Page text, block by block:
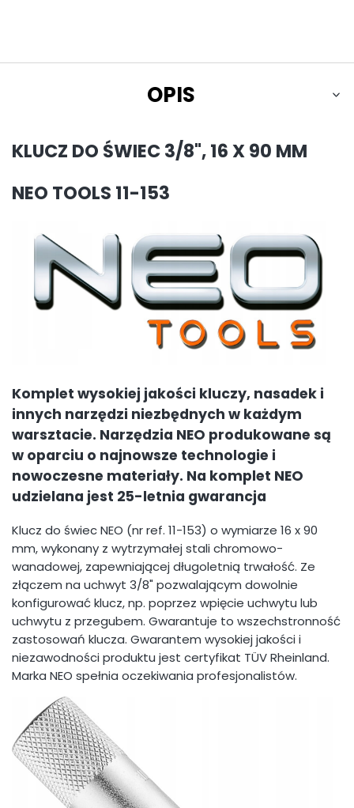
OPIS
KLUCZ DO ŚWIEC 3/8", 16 X 90 MM
NEO TOOLS 11-153
Komplet wysokiej jakości kluczy, nasadek i
innych narzędzi niezbędnych w każdym
warsztacie. Narzędzia NEO produkowane są
w oparciu o najnowsze technologie i
nowoczesne materiały. Na komplet NEO
udzielana jest 25-letnia gwarancja
Klucz do świec NEO (nr ref. 11-153) o wymiarze 16 x 90
mm, wykonany z wytrzymałej stali chromowo-
wanadowej, zapewniającej długoletnią trwałość. Ze
złączem na uchwyt 3/8" pozwalającym dowolnie
konfigurować klucz, np. poprzez wpięcie uchwytu lub
uchwytu z przegubem. Gwarantuje to wszechstronność
zastosowań klucza. Gwarantem wysokiej jakości i
niezawodności produktu jest certyfikat TÜV Rheinland.
Marka NEO spełnia oczekiwania profesjonalistów.